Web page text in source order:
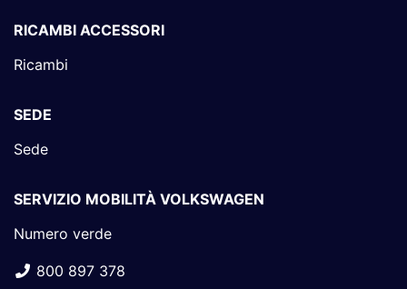
RICAMBI ACCESSORI
Ricambi
SEDE
Sede
SERVIZIO MOBILITÀ VOLKSWAGEN
Numero verde
800 897 378